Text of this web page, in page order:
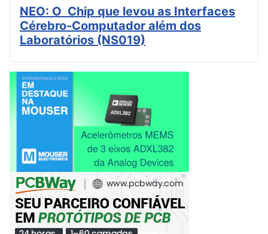
NEO: O Chip que levou as Interfaces
Cérebro-Computador além dos
Laboratórios (NS019)